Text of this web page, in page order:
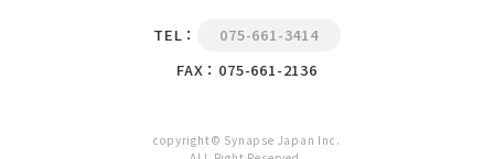
TEL：
075-661-3414
FAX：075-661-2136
copyright© Synapse Japan Inc.